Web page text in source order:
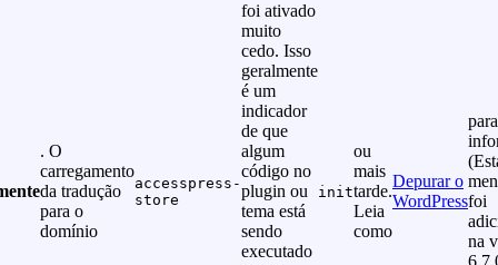
. O
carregamento
da tradução
para o
domínio
accesspress-
store
foi ativado
muito
cedo. Isso
geralmente
é um
indicador
de que
algum
código no
plugin ou
tema está
sendo
executado
init
ou
mais
tarde.
Leia
como
Depurar o
WordPressfoi
na